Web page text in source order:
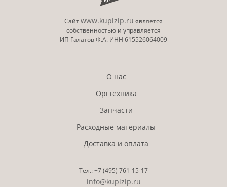
Сайтwww.kupizip.ru является
собственностью и управляется
ИП Галатов Ф.А. ИНН 615526064009
О нас
Оргтехника
Запчасти
Расходные материалы
Доставка и оплата
Тел.:+7 (495) 761-15-17
info@kupizip.ru